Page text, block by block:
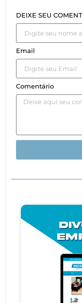
DEIXE SEU
Email
Comentário